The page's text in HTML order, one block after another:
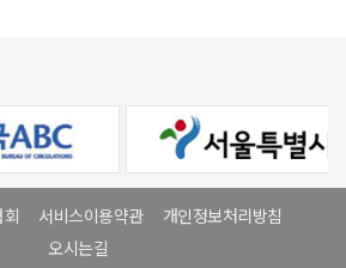
서비스이용약관
개인정보처리방침
오시는길